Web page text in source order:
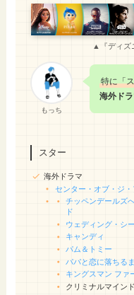
▲『ディズ
もっち
特に「
海外ド
スター
海外ドラマ
センター・オブ・ジ・
チッペンデールズ
ド
ウェディング・シ
キャンディ
パム＆トミー
パパと恋に落ちる
キングスマン ファ
クリミナルマインド